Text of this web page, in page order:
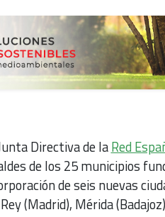
Directiva de laRed
de los 25 municipios
de seis nuevas
(Madrid), Mérida